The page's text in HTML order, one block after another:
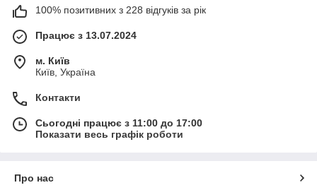
100% позитивних з 228 відгуків за рік
Працює з 13.07.2024
м. Київ
Київ, Україна
Контакти
Сьогодні працює з 11:00 до 17:00
Показати весь графік роботи
Про нас